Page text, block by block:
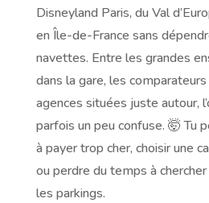
Disneyland Paris, du Val
en Île-de-France sans
navettes. Entre les grandes
dans la gare, les
agences situées juste autour,
parfois un peu confuse. 🤯 Tu
à payer trop cher, choisir une
ou perdre du temps à
les parkings.